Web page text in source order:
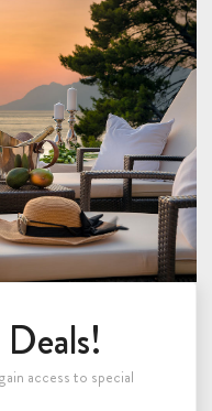
access to special